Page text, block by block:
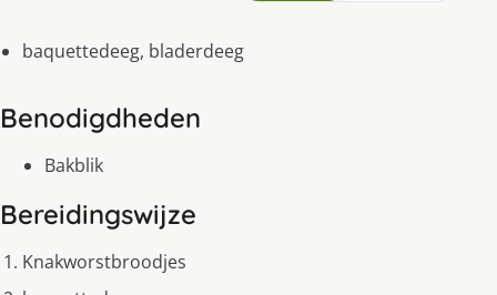
baquettedeeg, bladerdeeg
Benodigdheden
Bakblik
Bereidingswijze
Knakworstbroodjes